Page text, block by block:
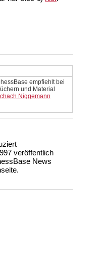
empfiehlt bei
und Material
Niggemann
veröffentlich
News